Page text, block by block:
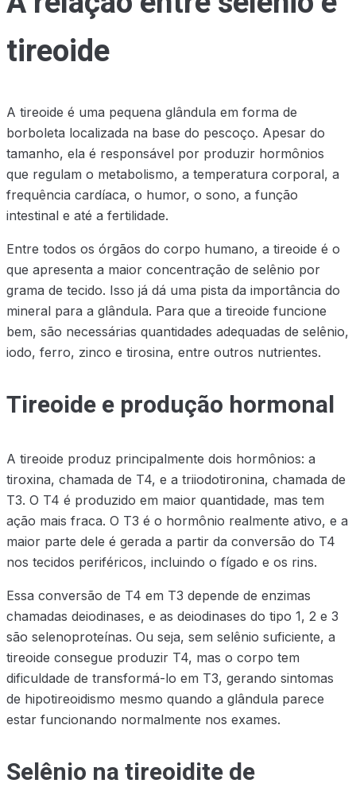
tireoide
A tireoide é uma pequena glândula em forma de
borboleta localizada na base do pescoço. Apesar do
tamanho, ela é responsável por produzir hormônios
que regulam o metabolismo, a temperatura corporal, a
frequência cardíaca, o humor, o sono, a função
intestinal e até a fertilidade.
Entre todos os órgãos do corpo humano, a tireoide é o
que apresenta a maior concentração de selênio por
grama de tecido. Isso já dá uma pista da importância do
mineral para a glândula. Para que a tireoide funcione
bem, são necessárias quantidades adequadas de selênio,
iodo, ferro, zinco e tirosina, entre outros nutrientes.
Tireoide e produção hormonal
A tireoide produz principalmente dois hormônios: a
tiroxina, chamada de T4, e a triiodotironina, chamada de
T3. O T4 é produzido em maior quantidade, mas tem
ação mais fraca. O T3 é o hormônio realmente ativo, e a
maior parte dele é gerada a partir da conversão do T4
nos tecidos periféricos, incluindo o fígado e os rins.
Essa conversão de T4 em T3 depende de enzimas
chamadas deiodinases, e as deiodinases do tipo 1, 2 e 3
são selenoproteínas. Ou seja, sem selênio suficiente, a
tireoide consegue produzir T4, mas o corpo tem
dificuldade de transformá-lo em T3, gerando sintomas
de hipotireoidismo mesmo quando a glândula parece
estar funcionando normalmente nos exames.
Selênio na tireoidite de